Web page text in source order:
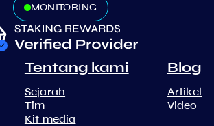
MONITORING
Tentang kami
Sejarah
Tim
Kit media
Blog
Artikel
Video